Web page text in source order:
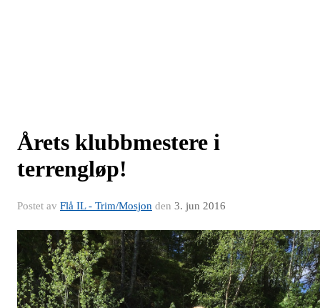
Årets klubbmestere i
terrengløp!
Postet av Flå IL - Trim/Mosjon den 3. jun 2016